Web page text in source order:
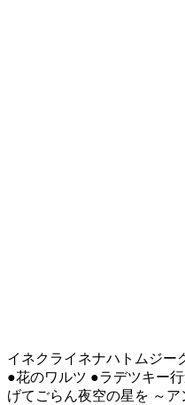
イネクライネナハトムジー
●花のワルツ ●ラデツキー
げてごらん夜空の星を ～